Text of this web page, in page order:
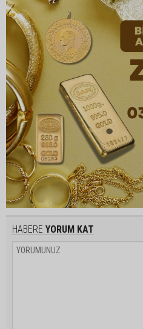
HABERE YORUM KAT